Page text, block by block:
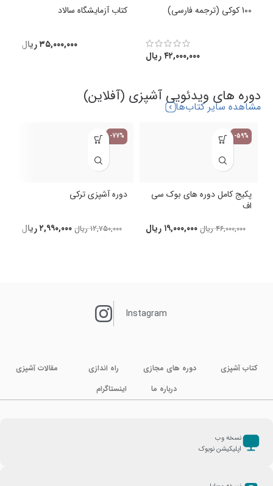
100 کوکی (ترجمه فارسی)
۴۲,۰۰۰,۰۰۰ریال
کتاب آزمایشگاه سالاد
۳۵,۰۰۰,۰۰۰ریال
دوره های ویدئویی آشپزی (آفلاین)
مشاهده سایر کتاب‌ها
-59%
پکیج کامل دوره های بوک سی
اف
۴۶,۰۰۰,۰۰۰ ریال ۱۹,۰۰۰,۰۰۰ ریال
-77%
دوره آشپزی ترکی
۱۲,۷۵۰,۰۰۰ ریال ۲,۹۹۰,۰۰۰ریال
Instagram
کتاب آشپزی دوره های مجازی راه اندازی
مقالات آشپزی
درباره ما
اینستاگرام
نسخه وب
اپلیکیشن نوبوک